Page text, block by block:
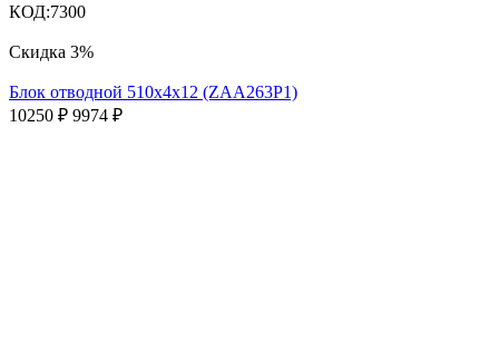
КОД:7300
Скидка 3%
Блок отводной 510х4х12 (ZAA263P1)
10250 ₽ 9974 ₽